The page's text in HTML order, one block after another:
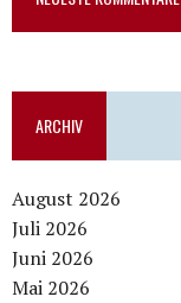
ARCHIV
August 2026
Juli 2026
Juni 2026
Mai 2026